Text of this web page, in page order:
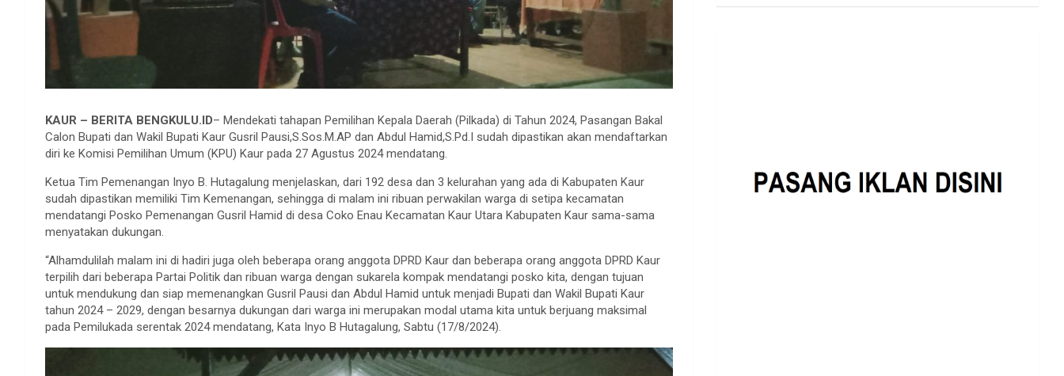
KAUR – BERITA BENGKULU.ID– Mendekati tahapan Pemilihan Kepala Daerah (Pilkada) di Tahun 2024, Pasangan Bakal
Calon Bupati dan Wakil Bupati Kaur Gusril Pausi,S.Sos.M.AP dan Abdul Hamid,S.Pd.I sudah dipastikan akan mendaftarkan
diri ke Komisi Pemilihan Umum (KPU) Kaur pada 27 Agustus 2024 mendatang.
Ketua Tim Pemenangan Inyo B. Hutagalung menjelaskan, dari 192 desa dan 3 kelurahan yang ada di Kabupaten Kaur
sudah dipastikan memiliki Tim Kemenangan, sehingga di malam ini ribuan perwakilan warga di setipa kecamatan
mendatangi Posko Pemenangan Gusril Hamid di desa Coko Enau Kecamatan Kaur Utara Kabupaten Kaur sama-sama
menyatakan dukungan.
“Alhamdulilah malam ini di hadiri juga oleh beberapa orang anggota DPRD Kaur dan beberapa orang anggota DPRD Kaur
terpilih dari beberapa Partai Politik dan ribuan warga dengan sukarela kompak mendatangi posko kita, dengan tujuan
untuk mendukung dan siap memenangkan Gusril Pausi dan Abdul Hamid untuk menjadi Bupati dan Wakil Bupati Kaur
tahun 2024 – 2029, dengan besarnya dukungan dari warga ini merupakan modal utama kita untuk berjuang maksimal
pada Pemilukada serentak 2024 mendatang, Kata Inyo B Hutagalung, Sabtu (17/8/2024).